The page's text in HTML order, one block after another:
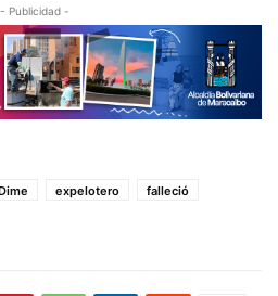
- Publicidad -
expelotero
falleció